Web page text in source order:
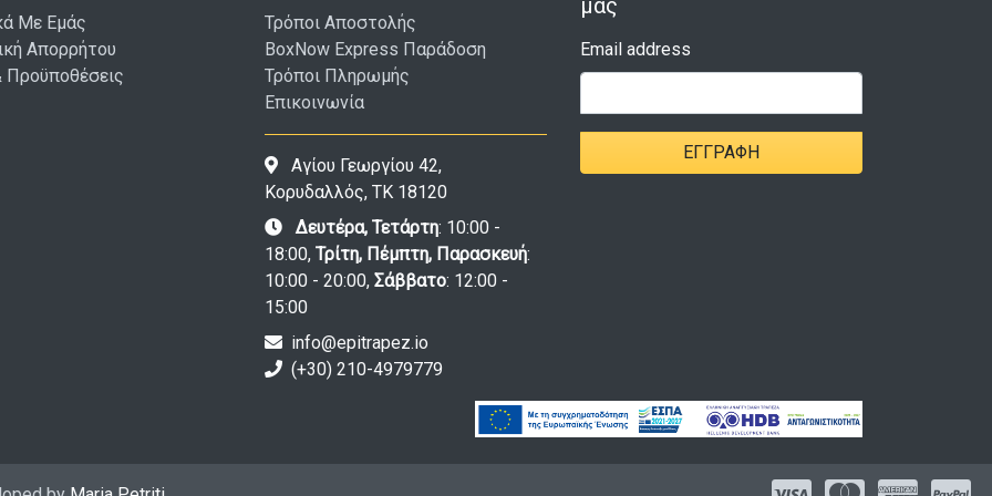
Με Εμάς
Απορρήτου
Προϋποθέσεις
Τρόποι Αποστολής
BoxNow Express Παράδοση
Τρόποι Πληρωμής
Επικοινωνία
Αγίου Γεωργίου 42,
Κορυδαλλός, ΤΚ 18120
Δευτέρα, Τετάρτη: 10:00 -
18:00, Τρίτη, Πέμπτη, Παρασκευή:
10:00 - 20:00, Σάββατο: 12:00 -
15:00
info@epitrapez.io
(+30) 210-4979779
μας
Email address
ΕΓΓΡΑΦΉ